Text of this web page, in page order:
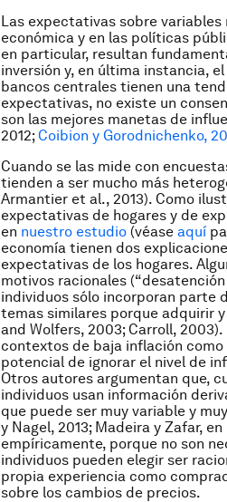
Las expectativas sobre
económica y en las políticas
en particular, resultan
inversión y, en última instancia,
bancos centrales tienen una
expectativas, no existe un
son las mejores manetas de
2012; Coibion y Gorodnichenko,
Cuando se las mide con
tienden a ser mucho más
Armantier et al., 2013). Como
expectativas de hogares y de
en nuestro estudio (véase aquí
economía tienen dos
expectativas de los hogares.
motivos racionales
individuos sólo incorporan parte
temas similares porque adquirir
and Wolfers, 2003; Carroll,
contextos de baja inflación
potencial de ignorar el nivel de
Otros autores argumentan que,
individuos usan información
que puede ser muy variable y
y Nagel, 2013; Madeira y Zafar,
empíricamente, porque no son
individuos pueden elegir ser
propia experiencia como
sobre los cambios de precios.